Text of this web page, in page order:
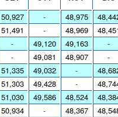
50,927
51,491
-
-
51,335
51,303
51,030
50,934
-
-
49,120
49,081
49,032
49,428
49,586
-
48,975
48,969
49,163
48,907
-
-
48,524
48,367
-
-